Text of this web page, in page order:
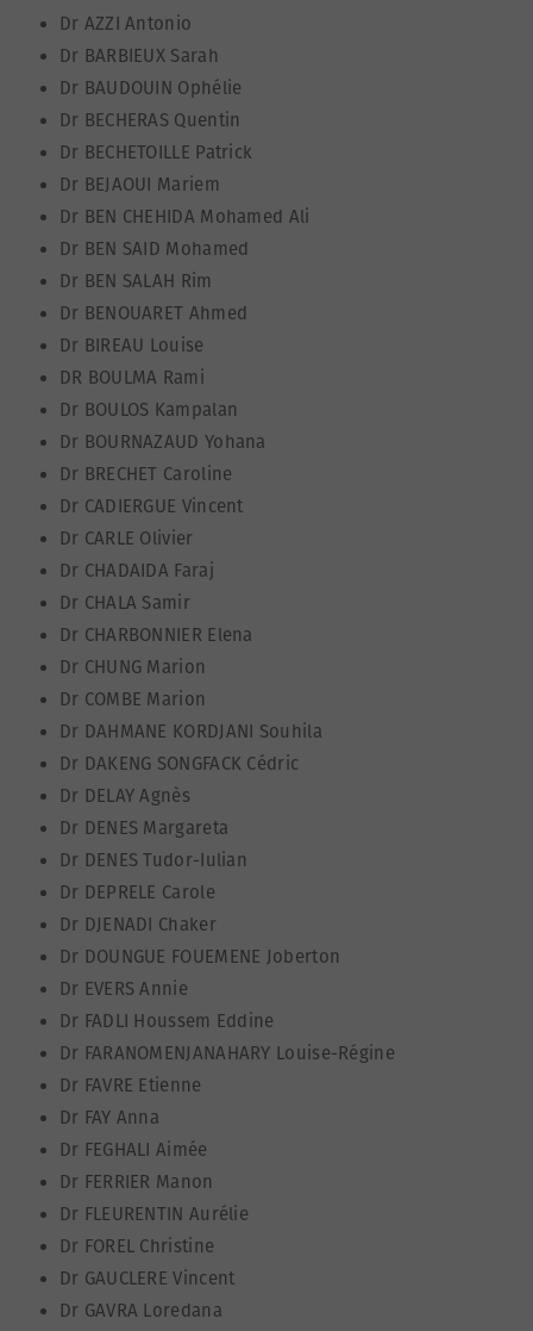
Dr AZZI Antonio
Dr BARBIEUX Sarah
Dr BAUDOUIN Ophélie
Dr BECHERAS Quentin
Dr BECHETOILLE Patrick
Dr BEJAOUI Mariem
Dr BEN CHEHIDA Mohamed Ali
Dr BEN SAID Mohamed
Dr BEN SALAH Rim
Dr BENOUARET Ahmed
Dr BIREAU Louise
DR BOULMA Rami
Dr BOULOS Kampalan
Dr BOURNAZAUD Yohana
Dr BRECHET Caroline
Dr CADIERGUE Vincent
Dr CARLE Olivier
Dr CHADAIDA Faraj
Dr CHALA Samir
Dr CHARBONNIER Elena
Dr CHUNG Marion
Dr COMBE Marion
Dr DAHMANE KORDJANI Souhila
Dr DAKENG SONGFACK Cédric
Dr DELAY Agnès
Dr DENES Margareta
Dr DENES Tudor-Iulian
Dr DEPRELE Carole
Dr DJENADI Chaker
Dr DOUNGUE FOUEMENE Joberton
Dr EVERS Annie
Dr FADLI Houssem Eddine
Dr FARANOMENJANAHARY Louise-Régine
Dr FAVRE Etienne
Dr FAY Anna
Dr FEGHALI Aimée
Dr FERRIER Manon
Dr FLEURENTIN Aurélie
Dr FOREL Christine
Dr GAUCLERE Vincent
Dr GAVRA Loredana